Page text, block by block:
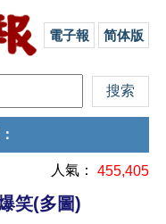
電子報 简体版
：
人氣： 455,405
笑(多圖)